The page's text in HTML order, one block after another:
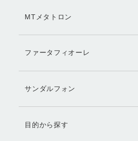
MTメタトロン
ファータフィオーレ
サンダルフォン
目的から探す